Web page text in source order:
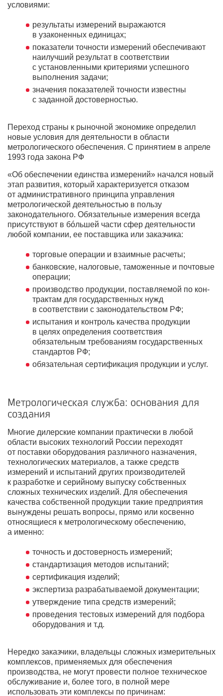
условиями:
результаты измерений выражаются
в узаконенных единицах;
показатели точности измерений обеспечивают
наилучший результат в соответствии
с установленными критериями успешного
выполнения задачи;
значения показателей точности известны
с заданной достоверностью.
Переход страны к рыночной экономике определил
новые условия для деятельности в области
метрологического обеспечения. С принятием в апреле
1993 года закона РФ
«Об обеспечении единства измерений» начался новый
этап развития, который характеризуется отказом
от административного принципа управления
метрологической деятельностью в пользу
законодательного. Обязательные измерения всегда
присутствуют в бóльшей части сфер деятельности
любой компании, ее поставщика или заказчика:
торговые операции и взаимные расчеты;
банковские, налоговые, таможенные и почтовые
операции;
производство продукции, поставляемой по кон-
трактам для государственных нужд
в соответствии с законодательством РФ;
испытания и контроль качества продукции
в целях определения соответствия
обязательным требованиям государственных
стандартов РФ;
обязательная сертификация продукции и услуг.
Метрологическая служба: основания для
создания
Многие дилерские компании практически в любой
области высоких технологий России переходят
от поставки оборудования различного назначения,
технологических материалов, а также средств
измерений и испытаний других производителей
к разработке и серийному выпуску собственных
сложных технических изделий. Для обеспечения
качества собственной продукции такие предприятия
вынуждены решать вопросы, прямо или косвенно
относящиеся к метрологическому обеспечению,
а именно:
точность и достоверность измерений;
стандартизация методов испытаний;
сертификация изделий;
экспертиза разрабатываемой документации;
утверждение типа средств измерений;
проведения тестовых измерений для подбора
оборудования и т.д.
Нередко заказчики, владельцы сложных измерительных
комплексов, применяемых для обеспечения
производства, не могут провести полное техническое
обслуживание и, более того, в полной мере
использовать эти комплексы по причинам: